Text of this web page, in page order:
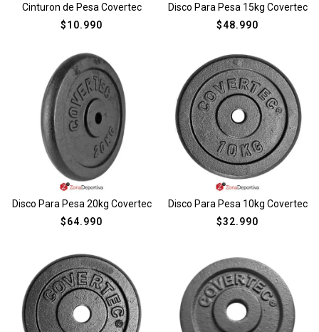
Cinturon de Pesa Covertec
$10.990
Disco Para Pesa 15kg Covertec
$48.990
Disco Para Pesa 20kg Covertec
$64.990
Disco Para Pesa 10kg Covertec
$32.990